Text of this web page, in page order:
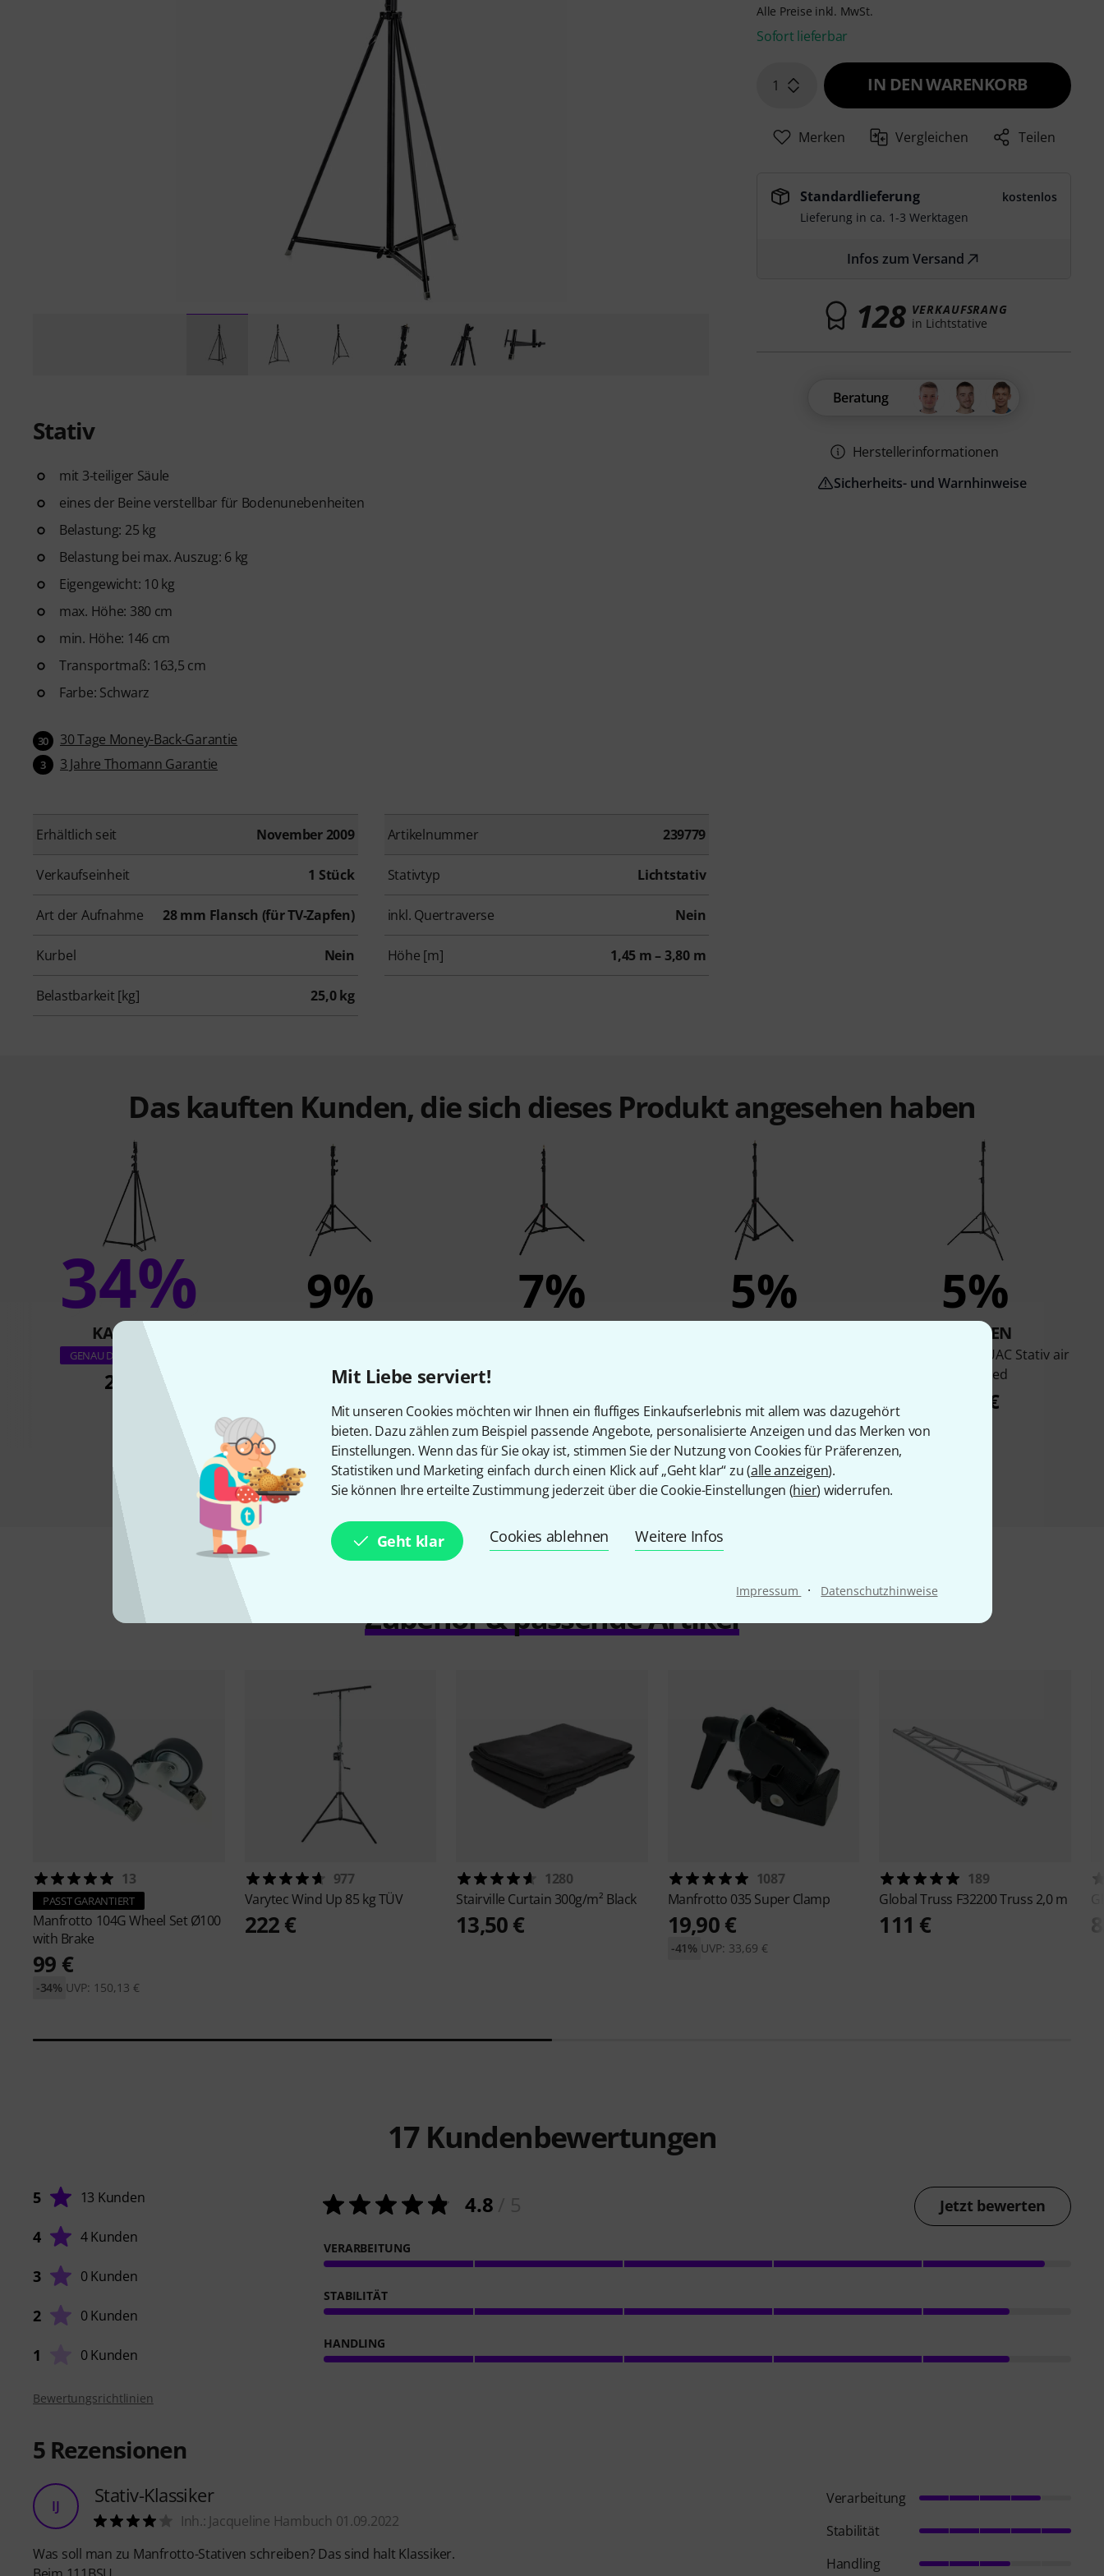
Mit Liebe serviert!
Mit unseren Cookies möchten wir Ihnen ein fluffiges Einkaufserlebnis mit allem was dazugehört
bieten. Dazu zählen zum Beispiel passende Angebote, personalisierte Anzeigen und das Merken von
Einstellungen. Wenn das für Sie okay ist, stimmen Sie der Nutzung von Cookies für Präferenzen,
Statistiken und Marketing einfach durch einen Klick auf „Geht klar“ zu (alle anzeigen).
Sie können Ihre erteilte Zustimmung jederzeit über die Cookie-Einstellungen (hier) widerrufen.
Geht klar Cookies ablehnen Weitere Infos
Impressum · Datenschutzhinweise
Stativ
mit 3-teiliger Säule
eines der Beine verstellbar für Bodenunebenheiten
Belastung: 25 kg
Belastung bei max. Auszug: 6 kg
Eigengewicht: 10 kg
max. Höhe: 380 cm
min. Höhe: 146 cm
Transportmaß: 163,5 cm
Farbe: Schwarz
30 30 Tage Money-Back-Garantie
3 3 Jahre Thomann Garantie
Erhältlich seit November 2009 Artikelnummer 239779
Verkaufseinheit 1 Stück Stativtyp Lichtstativ
Art der Aufnahme 28 mm Flansch (für TV-Zapfen) inkl. Quertraverse Nein
Kurbel Nein Höhe [m] 1,45 m – 3,80 m
Belastbarkeit [kg] 25,0 kg
Alle Preise inkl. MwSt.
Sofort lieferbar
1 IN DEN WARENKORB
Merken Vergleichen Teilen
Standardlieferung
kostenlos
Lieferung in ca. 1-3 Werktagen
Infos zum Versand
128 VERKAUFSRANG
in Lichtstative
Beratung
Herstellerinformationen
Sicherheits- und Warnhinweise
Das kauften Kunden, die sich dieses Produkt angesehen haben
34%
KAUFTEN
GENAU DIESES PRODUKT
229 €
9%
210 €
7%
122 €
5%
119 €
5%
KAUFTEN
Manfrotto 126BSUAC Stativ air
cushioned
239 €
Vergleichen
Zubehör & passende Artikel
13
PASST GARANTIERT
Manfrotto 104G Wheel Set Ø100
with Brake
99 €
UVP: 150,13 €
-34%
977
VarytecWind Up 85 kg TÜV
222 €
1280
Stairville Curtain 300g/m² Black
13,50 €
1087
Manfrotto 035 Super Clamp
19,90 €
UVP: 33,69 €
-41%
189
Global Truss F32200 Truss 2,0 m
111 €
17Kundenbewertungen
5 13 Kunden
4 4 Kunden
3 0 Kunden
2 0 Kunden
1 0 Kunden
4.8 Jetzt bewerten
VERARBEITUNG
STABILITÄT
HANDLING
Bewertungsrichtlinien
5 Rezensionen
IJ Stativ-Klassiker
Inh.: Jacqueline Hambuch 01.09.2022
Was soll man zu Manfrotto-Stativen schreiben? Das sind halt Klassiker.
Verarbeitung
Stabilität
Handling